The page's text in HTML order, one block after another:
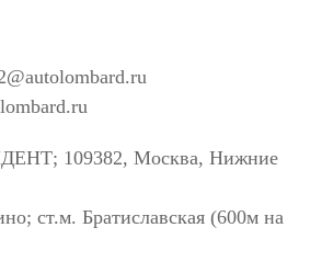
109382, Москва, Нижние
ст.м. Братиславская (600м на